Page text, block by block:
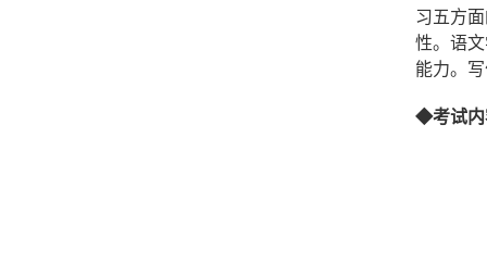
习五方
性。语
能力。
◆考试